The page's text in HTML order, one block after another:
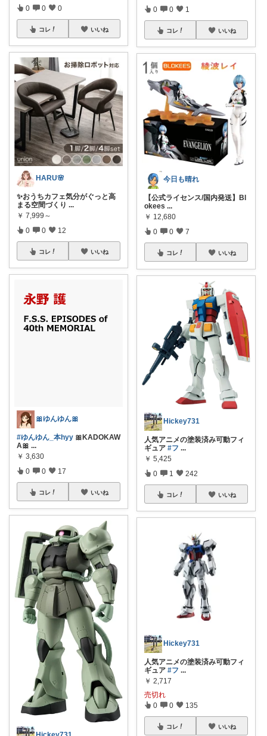
0 0 0
コレ いいね
HARU🌸
✨おうちカフェ気分がぐっと高
まる空間づくり ...
￥ 7,999～
0 0 12
コレ いいね
🎀ゆんゆん🎀
#ゆんゆん_本hyy 🎀KADOKAW
A🎀 ...
￥ 3,630
0 0 17
コレ いいね
0 0 1
コレ いいね
今日も晴れ
【公式ライセンス/国内発送】Bl
okees ...
￥ 12,680
0 0 7
コレ いいね
Hickey731
人気アニメの塗装済み可動フィ
ギュア #フ ...
￥ 5,425
0 1 242
コレ いいね
Hickey731
人気アニメの塗装済み可動フィ
ギュア #フ ...
￥ 2,717
売切れ
0 0 135
コレ いいね